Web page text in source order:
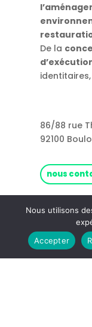
De la
86/88 rue
92100
nous
Nous utilisons
Accepter